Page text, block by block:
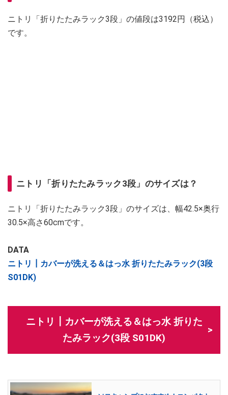
ニトリ「折りたたみラック3段」の値段は3192円（税込）
です。
ニトリ「折りたたみラック3段」のサイズは？
ニトリ「折りたたみラック3段」のサイズは、幅42.5×奥行
30.5×高さ60cmです。
DATA
ニトリ┃カバーが洗える＆はっ水 折りたたみラック(3段
S01DK)
ニトリ┃カバーが洗える＆はっ水 折りた
たみラック(3段 S01DK)